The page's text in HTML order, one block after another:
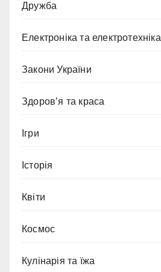
Дружба
Електроніка та електротехніка
Закони України
Здоров’я та краса
Ігри
Історія
Квіти
Космос
Кулінарія та їжа